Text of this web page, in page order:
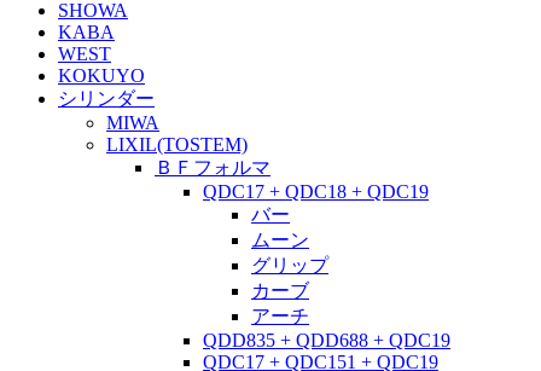
SHOWA
KABA
WEST
KOKUYO
シリンダー
MIWA
LIXIL(TOSTEM)
ＢＦフォルマ
QDC17 + QDC18 + QDC19
バー
ムーン
グリップ
カーブ
アーチ
QDD835 + QDD688 + QDC19
QDC17 + QDC151 + QDC19